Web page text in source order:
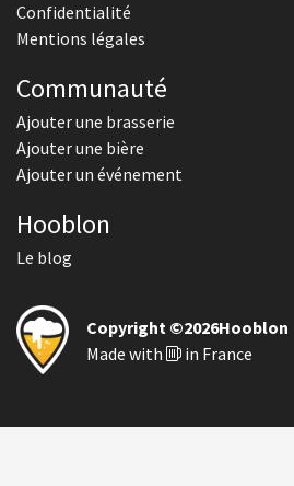
Confidentialité
Mentions légales
Communauté
Ajouter une brasserie
Ajouter une bière
Ajouter un événement
Hooblon
Le blog
Copyright ©2026Hooblon
Made with
in France